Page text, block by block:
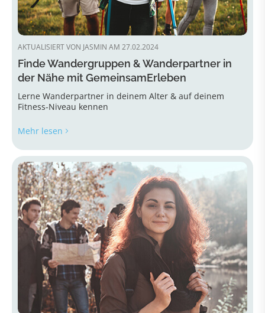
AKTUALISIERT VON JASMIN AM 27.02.2024
Finde Wandergruppen & Wanderpartner in
der Nähe mit GemeinsamErleben
Lerne Wanderpartner in deinem Alter & auf deinem
Fitness-Niveau kennen
Mehr lesen